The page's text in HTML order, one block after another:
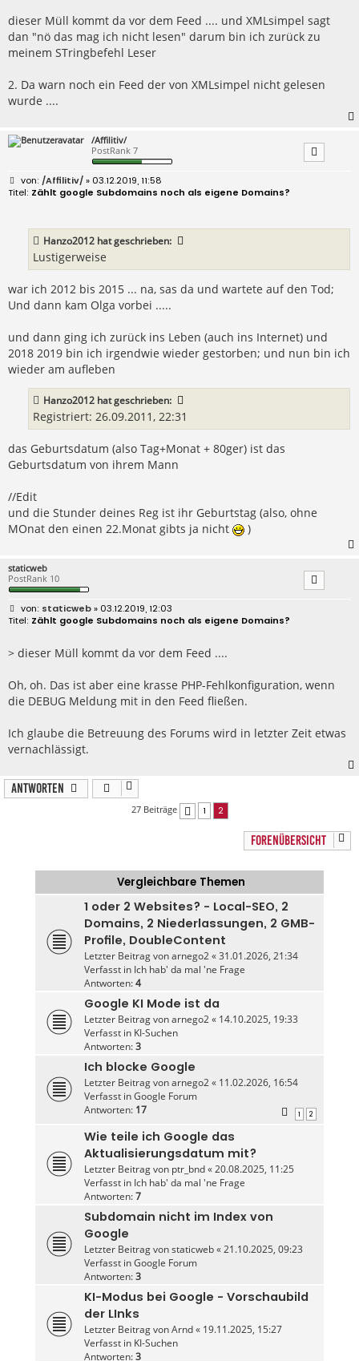
dieser Müll kommt da vor dem Feed .... und XMLsimpel sagt
dan "nö das mag ich nicht lesen" darum bin ich zurück zu
meinem STringbefehl Leser
2. Da warn noch ein Feed der von XMLsimpel nicht gelesen
wurde ....
/Affilitiv/
PostRank 7
B
e
/Affilitiv/» 03.12.2019, 11:58
Zählt google Subdomains noch als eigene Domains?
Hanzo2012 hat geschrieben:
Lustigerweise
war ich 2012 bis 2015 ... na, sas da und wartete auf den Tod;
Und dann kam Olga vorbei .....
und dann ging ich zurück ins Leben (auch ins Internet) und
2018 2019 bin ich irgendwie wieder gestorben; und nun bin ich
wieder am aufleben
Hanzo2012 hat geschrieben:
Registriert: 26.09.2011, 22:31
das Geburtsdatum (also Tag+Monat + 80ger) ist das
Geburtsdatum von ihrem Mann
//Edit
und die Stunder deines Reg ist ihr Geburtstag (also, ohne
MOnat den einen 22.Monat gibts ja nicht
)
staticweb
PostRank 10
B
e
r
a
staticweb» 03.12.2019, 12:03
Zählt google Subdomains noch als eigene Domains?
> dieser Müll kommt da vor dem Feed ....
Oh, oh. Das ist aber eine krasse PHP-Fehlkonfiguration, wenn
die DEBUG Meldung mit in den Feed fließen.
Ich glaube die Betreuung des Forums wird in letzter Zeit etwas
vernachlässigt.
Antworten
27 Beiträge Vorherige
1 2
FORENÜBERSICHT
Vergleichbare Themen
1 oder 2 Websites? - Local-SEO, 2
Domains, 2 Niederlassungen, 2 GMB-
Profile, DoubleContent
Letzter Beitrag vonarnego2«31.01.2026, 21:34
Verfasst in Ich hab' da mal 'ne Frage
Antworten:4
Google KI Mode ist da
Letzter Beitrag vonarnego2« 14.10.2025, 19:33
Verfasst in KI-Suchen
Antworten:3
Ich blocke Google
Letzter Beitrag vonarnego2« 11.02.2026, 16:54
Verfasst inGoogle Forum
Antworten: 17 1 2
Wie teile ich Google das
Aktualisierungsdatum mit?
Letzter Beitrag von ptr_bnd«20.08.2025, 11:25
Verfasst in Ich hab' da mal 'ne Frage
Antworten:7
Subdomain nicht im Index von
Google
Letzter Beitrag vonstaticweb«21.10.2025, 09:23
Verfasst inGoogle Forum
Antworten:3
KI-Modus bei Google - Vorschaubild
der LInks
Letzter Beitrag vonArnd« 19.11.2025, 15:27
Verfasst in KI-Suchen
Antworten:3